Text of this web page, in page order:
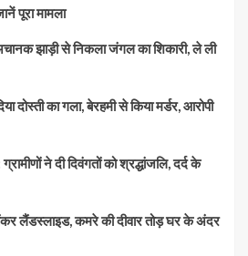
पूरा मामला
झाड़ी से निकला जंगल का शिकारी, ले ली
दोस्ती का गला, बेरहमी से किया मर्डर, आरोपी
ने दी दिवंगतों को श्रद्धांजलि, दर्द के
लैंडस्लाइड, कमरे की दीवार तोड़ घर के अंदर